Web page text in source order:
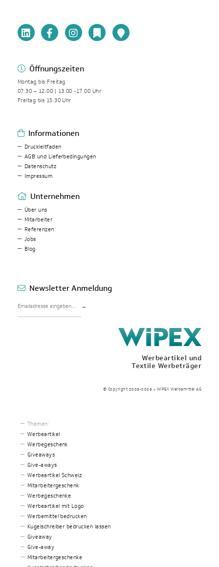
Öffnungszeiten
Montag bis Freitag
07.30 – 12.00 | 13.00 -17.00 Uhr
Freitag bis 15.30 Uhr
Informationen
Druckleitfaden
AGB und Lieferbedingungen
Datenschutz
Impressum
Unternehmen
Über uns
Mitarbeiter
Referenzen
Jobs
Blog
Newsletter Anmeldung
→
Werbeartikel und
Textile Werbeträger
© Copyright 2003-2026 – WIPEX Werbemittel AG
Themen:
Werbeartikel
Werbegeschenk
Giveaways
Give-aways
Werbeartikel Schweiz
Mitarbeitergeschenk
Werbegeschenke
Werbeartikel mit Logo
Werbemittel bedrucken
Kugelschreiber bedrucken lassen
Giveaway
Give-away
Mitarbeitergeschenke